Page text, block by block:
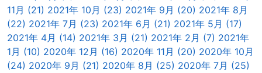
11月 (21) 2021年 10月 (23) 2021年 9月 (20) 2021年 8月
(22) 2021年 7月 (23) 2021年 6月 (21) 2021年 5月 (17)
2021年 4月 (14) 2021年 3月 (21) 2021年 2月 (7) 2021年
1月 (10) 2020年 12月 (16) 2020年 11月 (20) 2020年 10月
(24) 2020年 9月 (21) 2020年 8月 (25) 2020年 7月 (25)